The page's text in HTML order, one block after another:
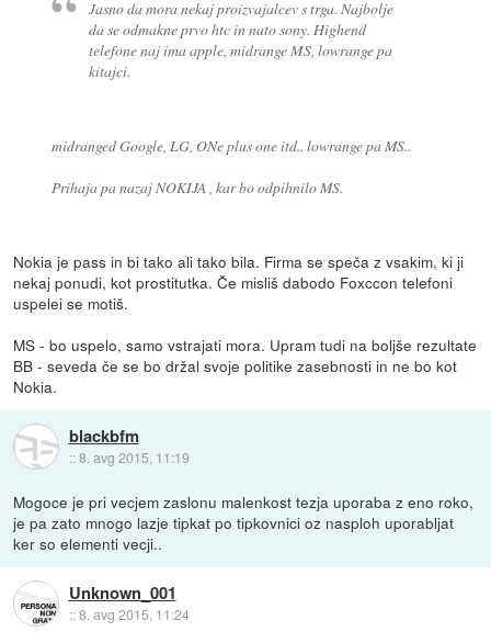
Jasno da mora nekaj proizvajalcev s trga. Najbolje
da se odmakne prvo htc in nato sony. Highend
telefone naj ima apple, midrange MS, lowrange pa
kitajci.
midranged Google, LG, ONe plus one itd.. lowrange pa MS..
Prihaja pa nazaj NOKIJA , kar bo odpihnilo MS.
Nokia je pass in bi tako ali tako bila. Firma se speča z vsakim, ki ji
nekaj ponudi, kot prostitutka. Če misliš dabodo Foxccon telefoni
uspelei se motiš.
MS - bo uspelo, samo vstrajati mora. Upram tudi na boljše rezultate
BB - seveda če se bo držal svoje politike zasebnosti in ne bo kot
Nokia.
blackbfm
::8. avg 2015, 11:19
Mogoce je pri vecjem zaslonu malenkost tezja uporaba z eno roko,
je pa zato mnogo lazje tipkat po tipkovnici oz nasploh uporabljat
ker so elementi vecji..
Unknown_001
::8. avg 2015, 11:24